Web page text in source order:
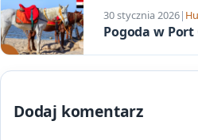
30 stycznia 2026|
Pogoda w
Dodaj komentarz